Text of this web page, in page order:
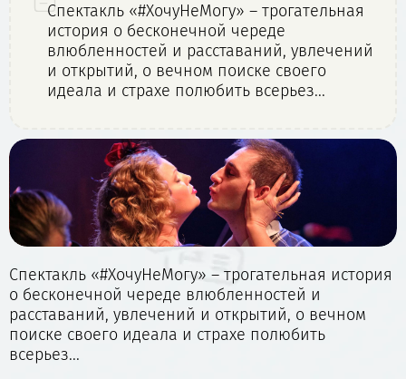
Спектакль «#ХочуНеМогу» – трогательная история
о бесконечной череде влюбленностей и
расставаний, увлечений и открытий, о вечном
поиске своего идеала и страхе полюбить
всерьез...
Спектакль «#ХочуНеМогу» – трогательная
история о бесконечной череде
влюбленностей и расставаний, увлечений
и открытий, о вечном поиске своего
идеала и страхе полюбить всерьез...